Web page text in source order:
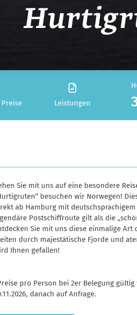
Leistungen
Sie mit uns auf eine besondere
besuchen wir Norwegen!
ab Hamburg mit
Postschiffroute gilt als die
Sie mit uns diese einmalige Art
durch majestätische Fjorde und
Ihnen gefallen!
pro Person bei 2er Belegung
danach auf Anfrage.